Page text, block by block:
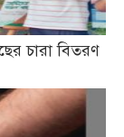
চারা বিতরণ